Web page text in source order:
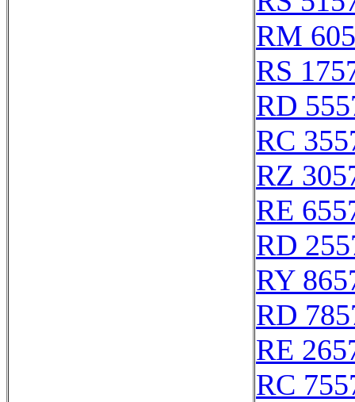
RM
RS
RD
RC
RZ
RE
RD
RY
RD
RE
RC